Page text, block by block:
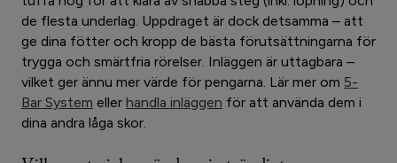
de flesta underlag. Uppdraget är dock detsamma – att
ge dina fötter och kropp de bästa förutsättningarna för
trygga och smärtfria rörelser. Inläggen är uttagbara –
vilket ger ännu mer värde för pengarna. Lär mer om 5-
Bar System eller handla inläggen för att använda dem i
dina andra låga skor.